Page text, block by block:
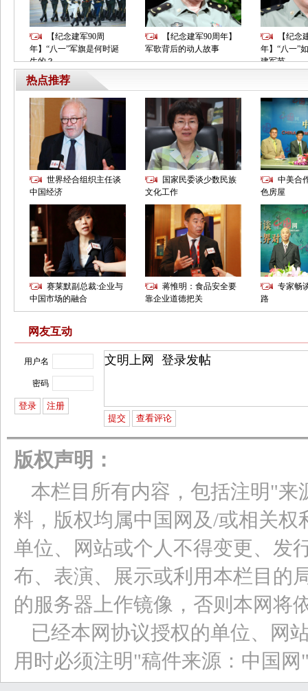
网友互动
用户名
密码
版权声明：
本栏目所有内容，包括注明"
料，版权均属中国网及/或相关
单位、网站或个人不得变更、发
布、表演、展示或利用本栏目的
的服务器上作镜像，否则本网将
已经本网协议授权的单位、网
用时必须注明"稿件来源：中国